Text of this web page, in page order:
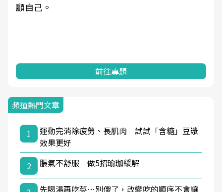
顧自己。
前往專題
頻道熱門文章
1
運動完消除疲勞、長肌肉 試試「含糖」豆漿
效果更好
2
脹氣不舒服 做5招瑜珈緩解
先喝湯再吃菜…別傻了，改變吃的順序不會讓